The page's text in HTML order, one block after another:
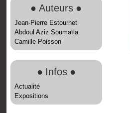
● Auteurs ●
Jean-Pierre Estournet
Abdoul Aziz Soumaïla
Camille Poisson
● Infos ●
Actualité
Expositions